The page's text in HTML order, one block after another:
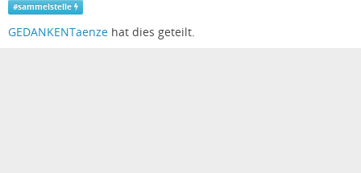
#sammelstelle
GEDANKENTaenze hat dies geteilt.